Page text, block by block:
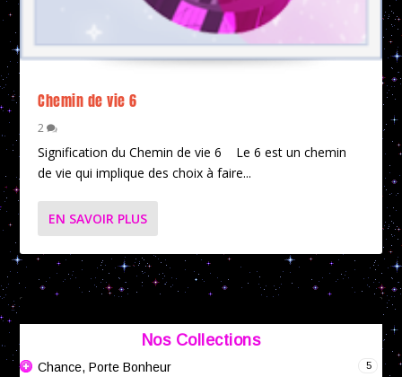
Chemin de vie 6
2
Signification du Chemin de vie 6 Le 6 est un chemin
de vie qui implique des choix à faire...
EN SAVOIR PLUS
Nos Collections
5
Chance, Porte Bonheur